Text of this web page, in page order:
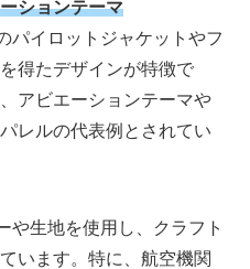
ションテーマ
パイロットジャケットやフ
得たデザインが特徴で
アビエーションテーマや
レルの代表例とされてい
や生地を使用し、クラフト
います。特に、航空機関